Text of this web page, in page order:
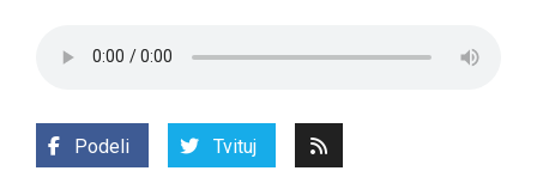
Podeli Tvituj